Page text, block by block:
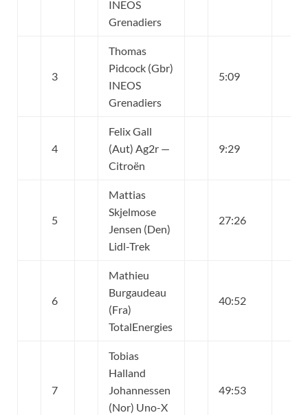
INEOS
Grenadiers
3
Thomas
Pidcock (Gbr)
INEOS
Grenadiers
5:09
4
Felix Gall
(Aut) Ag2r —
Citroën
9:29
5
Mattias
Skjelmose
Jensen (Den)
Lidl-Trek
27:26
6
Mathieu
Burgaudeau
(Fra)
TotalEnergies
40:52
7
Tobias
Halland
Johannessen
(Nor) Uno-X
49:53